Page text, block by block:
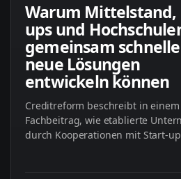
Warum Mittelstand,
ups und
gemeinsam
neue Lösungen
entwickeln können
Creditreform beschreibt in
Fachbeitrag, wie etablierte
durch Kooperationen mit Start-